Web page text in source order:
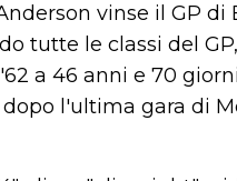
vinse il GP di
tutte le classi del
a 46 anni e 70
l'ultima gara di